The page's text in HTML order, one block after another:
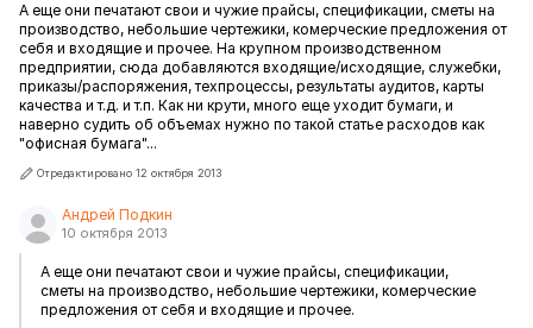
А еще они печатают свои и чужие прайсы, спецификации, сметы на
производство, небольшие чертежики, комерческие предложения от
себя и входящие и прочее. На крупном производственном
предприятии, сюда добавляются входящие/исходящие, служебки,
приказы/распоряжения, техпроцессы, результаты аудитов, карты
качества и т.д. и т.п. Как ни крути, много еще уходит бумаги, и
наверно судить об объемах нужно по такой статье расходов как
"офисная бумага"...
Отредактировано 12 октября 2013
Андрей Подкин
10 октября 2013
А еще они печатают свои и чужие прайсы, спецификации,
сметы на производство, небольшие чертежики, комерческие
предложения от себя и входящие и прочее.